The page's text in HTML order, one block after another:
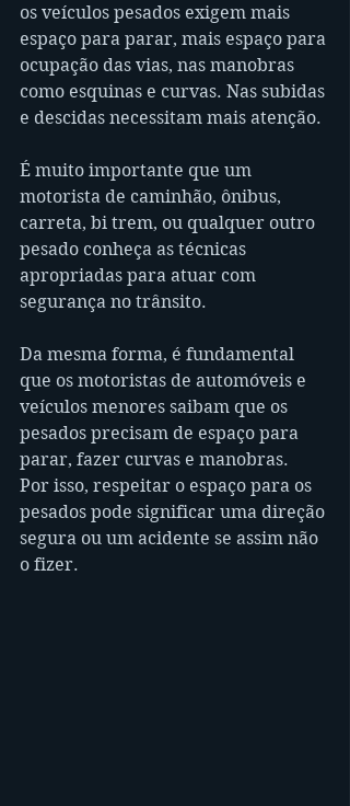
os veículos pesados exigem mais
espaço para parar, mais espaço para
ocupação das vias, nas manobras
como esquinas e curvas. Nas subidas
e descidas necessitam mais atenção.
É muito importante que um
motorista de caminhão, ônibus,
carreta, bi trem, ou qualquer outro
pesado conheça as técnicas
apropriadas para atuar com
segurança no trânsito.
Da mesma forma, é fundamental
que os motoristas de automóveis e
veículos menores saibam que os
pesados precisam de espaço para
parar, fazer curvas e manobras.
Por isso, respeitar o espaço para os
pesados pode significar uma direção
segura ou um acidente se assim não
o fizer.